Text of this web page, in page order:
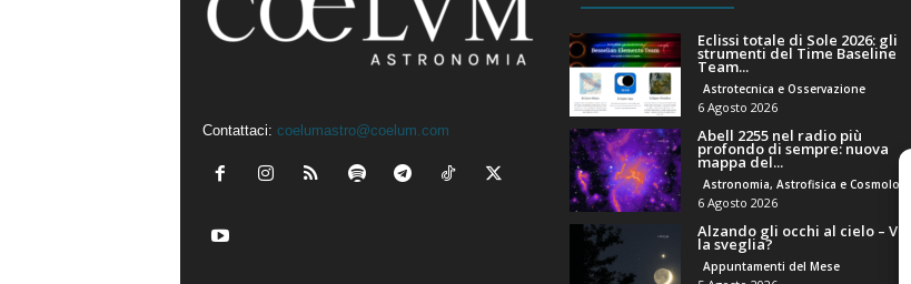
Contattaci: coelumastro@coelum.com
Eclissi totale di Sole 2026: gli
strumenti del Time Baseline
Team...
Astrotecnica e Osservazione
6 Agosto 2026
Abell 2255 nel radio più
profondo di sempre: nuova
mappa del...
Astronomia, Astrofisica e Cosmologia
6 Agosto 2026
Alzando gli occhi al cielo – Vale
la sveglia?
Appuntamenti del Mese